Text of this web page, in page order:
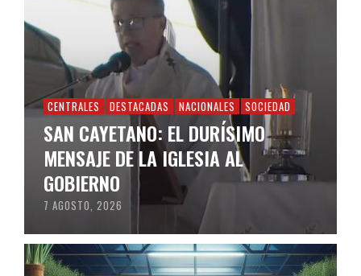
CENTRALES DESTACADAS NACIONALES SOCIEDAD
SAN CAYETANO: EL DURÍSIMO
MENSAJE DE LA IGLESIA AL
GOBIERNO
7 AGOSTO, 2026